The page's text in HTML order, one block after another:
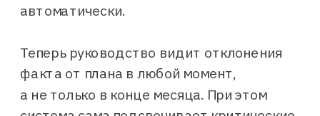
автоматически.
Теперь руководство видит отклонения
факта от плана в любой момент,
а не только в конце месяца. При этом
мастер-бюджет
Единая система
ЦФО вносят планы по заданной
собирается сам